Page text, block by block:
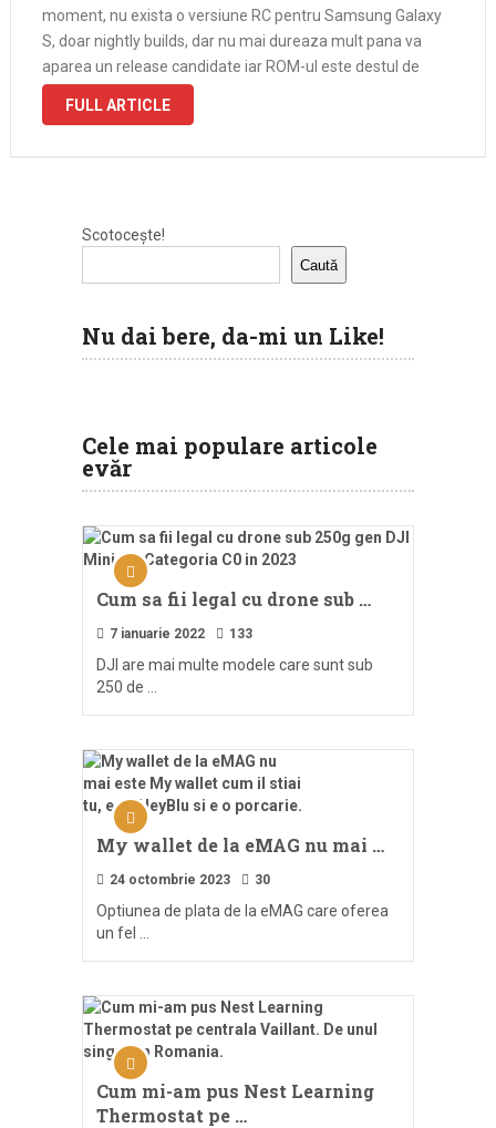
moment, nu exista o versiune RC pentru Samsung Galaxy
S, doar nightly builds, dar nu mai dureaza mult pana va
aparea un release candidate iar ROM-ul este destul de
stabil incat sa fie folosit. Eu personal il …
FULL ARTICLE
Scotocește!
Caută
Nu dai bere, da-mi un Like!
Cele mai populare articole
evăr
Cum sa fii legal cu drone sub …
7 ianuarie 2022 133
DJI are mai multe modele care sunt sub
250 de …
My wallet de la eMAG nu mai …
24 octombrie 2023 30
Optiunea de plata de la eMAG care oferea
un fel …
Cum mi-am pus Nest Learning
Thermostat pe …